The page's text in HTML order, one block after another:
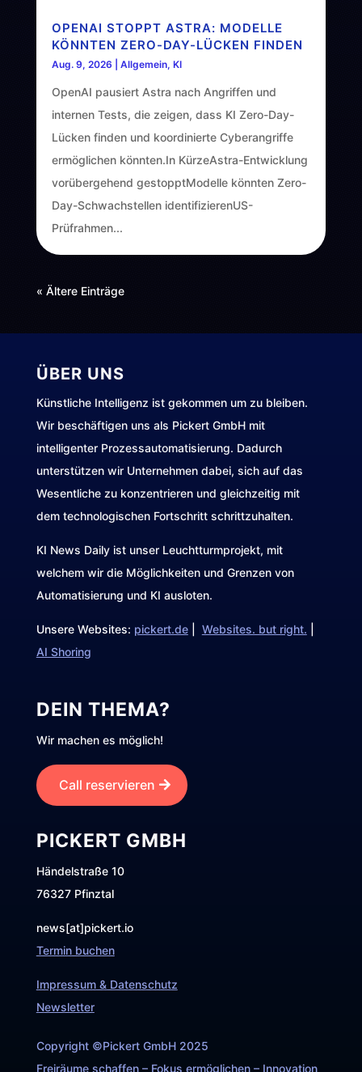
OPENAI STOPPT ASTRA: MODELLE
KÖNNTEN ZERO-DAY-LÜCKEN FINDEN
Aug. 9, 2026 Allgemein, KI
OpenAI pausiert Astra nach Angriffen und
internen Tests, die zeigen, dass KI Zero-Day-
Lücken finden und koordinierte Cyberangriffe
ermöglichen könnten.In KürzeAstra-Entwicklung
vorübergehend gestopptModelle könnten Zero-
Day-Schwachstellen identifizierenUS-
Prüfrahmen...
« Ältere Einträge
ÜBER UNS
Künstliche Intelligenz ist gekommen um zu bleiben.
Wir beschäftigen uns als Pickert GmbH mit
intelligenter Prozessautomatisierung. Dadurch
unterstützen wir Unternehmen dabei, sich auf das
Wesentliche zu konzentrieren und gleichzeitig mit
dem technologischen Fortschritt schrittzuhalten.
KI News Daily ist unser Leuchtturmprojekt, mit
welchem wir die Möglichkeiten und Grenzen von
Automatisierung und KI ausloten.
Unsere Websites: pickert.de| Websites. but right.
AI Shoring
DEIN THEMA?
Wir machen es möglich!
Call reservieren
PICKERT GMBH
Händelstraße 10
76327 Pfinztal
news[at]pickert.io
Termin buchen
Impressum & Datenschutz
Newsletter
Copyright ©Pickert GmbH 2025
Freiräume schaffen – Fokus ermöglichen – Innovation